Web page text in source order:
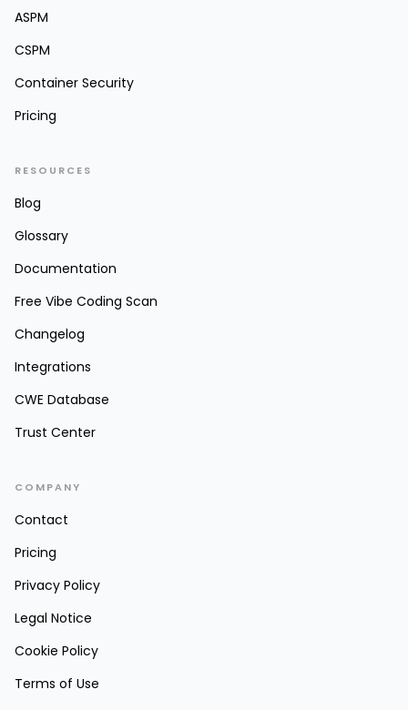
ASPM
CSPM
Container Security
Pricing
RESOURCES
Blog
Glossary
Documentation
Free Vibe Coding Scan
Changelog
Integrations
CWE Database
Trust Center
COMPANY
Contact
Pricing
Privacy Policy
Legal Notice
Cookie Policy
Terms of Use